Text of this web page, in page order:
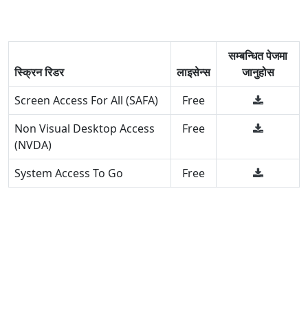
स्क्रिन रिडर लाइसेन्स
सम्बन्धित पेजमा
जानुहोस
Screen Access For All (SAFA)
Free
Non Visual Desktop Access
(NVDA)
Free
System Access To Go Free